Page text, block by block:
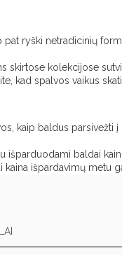
ryški netradicinių
kolekcijose
kad spalvos vaikus
kaip baldus parsivežti
baldai
išpardavimų metu